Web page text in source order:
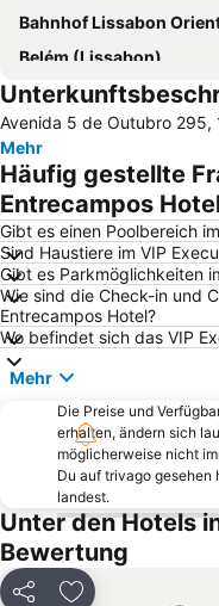
Bahnhof Lissabon
Belém (Lissabon)
Baixa-Chiado Metro
Benfica
Parque das Nações
Algés Beach
Platz Marques de Pombal
Praca do Comércio
São Miguel
Saldanha Metro Station
Albufeira Lagoon
Bahnhof Lissabon Santa
Cais do Sodré Metro
Estádio da Luz
Galapinhos Beach
Aufzug 'San Justa'
Avenida 5 de Outubro
Mehr
Häufig gestellte
Entrecampos Hotel
Gibt es einen Poolbereich
Sind Haustiere im VIP
Gibt es Parkmöglichkeiten
Wie sind die Check-in und
Entrecampos Hotel?
Wo befindet sich das VIP
Mehr
Die Preise und
erhalten, ändern sich
möglicherweise nicht
Du auf trivago gesehen
landest.
Unter den Hotels
Bewertung